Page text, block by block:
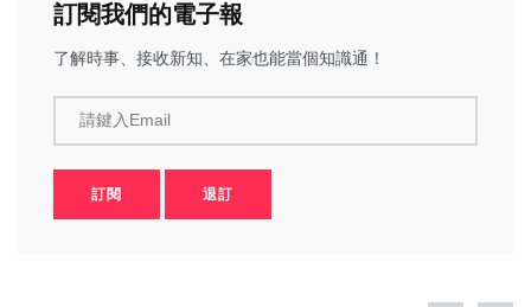
訂閱我們的電子報
了解時事、接收新知、在家也能當個知識通！
請鍵入Email
訂閱 退訂